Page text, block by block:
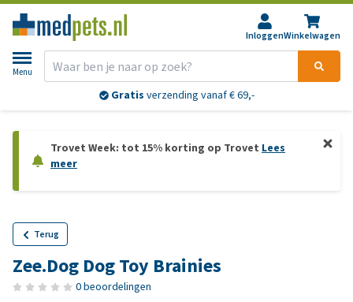
InloggenWinkelwagen
Menu
Gratis verzending vanaf € 69,-
Trovet Week: tot 15% korting op Trovet Lees
meer
Terug
Zee.Dog Dog Toy Brainies
0 beoordelingen